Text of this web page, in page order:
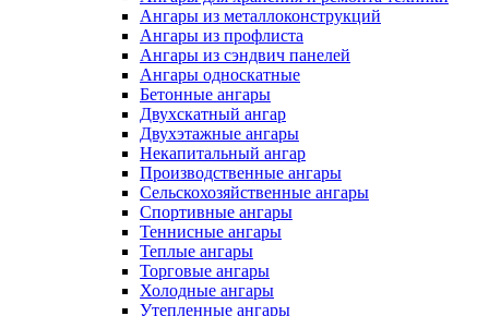
Ангары из металлоконструкций
Ангары из профлиста
Ангары из сэндвич панелей
Ангары односкатные
Бетонные ангары
Двухскатный ангар
Двухэтажные ангары
Некапитальный ангар
Производственные ангары
Сельскохозяйственные ангары
Спортивные ангары
Теннисные ангары
Теплые ангары
Торговые ангары
Холодные ангары
Утепленные ангары